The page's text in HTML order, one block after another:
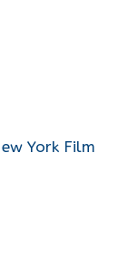
York Film